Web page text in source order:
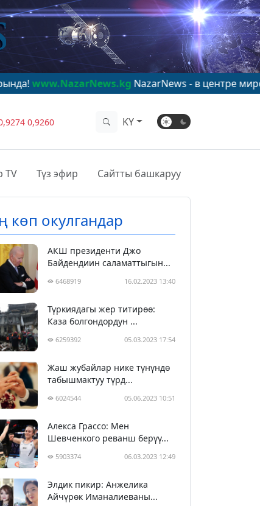
NazarNews - в центре мирового
0,9260 KY
TV Түз эфир Сайтты башкаруу
көп окулгандар
АКШ президенти Джо
Байдендиин саламаттыгын...
6468919 16.02.2023 13:40
Түркиядагы жер титирөө:
Каза болгондордун ...
6259392 05.03.2023 17:54
Жаш жубайлар нике түнүндө
табышмактуу түрд...
6024544 05.06.2023 10:51
Алекса Грассо: Мен
Шевченкого реванш берүү...
5903374 06.03.2023 12:49
Элдик пикир: Анжелика
Айчүрөк Иманалиеваны...